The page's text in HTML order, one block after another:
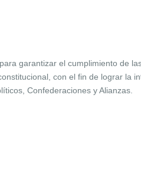
garantizar el cumplimiento de
con el fin de lograr la
Confederaciones y Alianzas.